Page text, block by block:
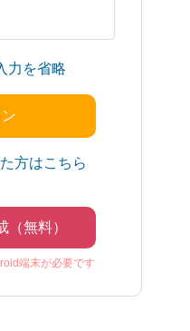
力を省略
方はこちら
（無料）
端末が必要です